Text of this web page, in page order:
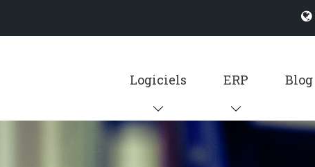
Logiciels ERP Blog